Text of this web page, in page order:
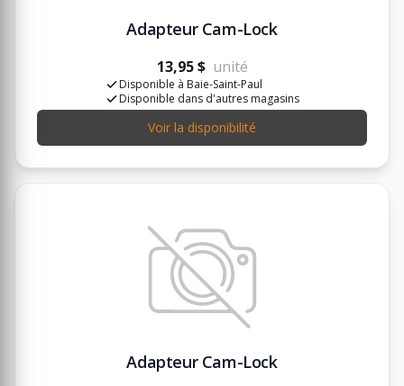
Adapteur Cam-Lock
13,95 $ unité
Disponible à Baie-Saint-Paul
Disponible dans d'autres magasins
Voir la disponibilité
Adapteur Cam-Lock